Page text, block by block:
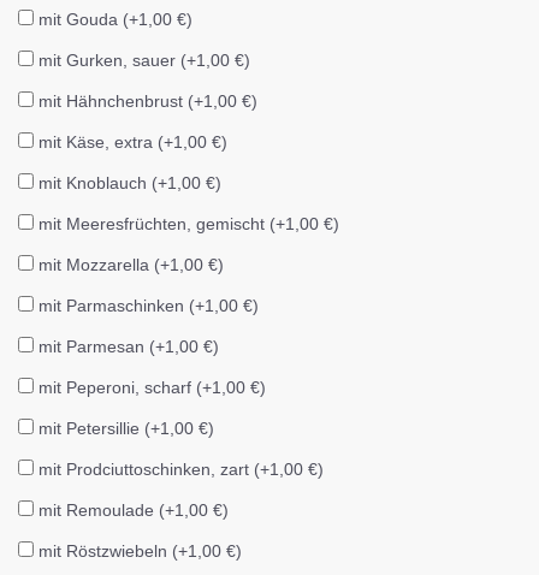
mit Gouda (+1,00 €)
mit Gurken, sauer (+1,00 €)
mit Hähnchenbrust (+1,00 €)
mit Käse, extra (+1,00 €)
mit Knoblauch (+1,00 €)
mit Meeresfrüchten, gemischt (+1,00 €)
mit Mozzarella (+1,00 €)
mit Parmaschinken (+1,00 €)
mit Parmesan (+1,00 €)
mit Peperoni, scharf (+1,00 €)
mit Petersillie (+1,00 €)
mit Prodciuttoschinken, zart (+1,00 €)
mit Remoulade (+1,00 €)
mit Röstzwiebeln (+1,00 €)